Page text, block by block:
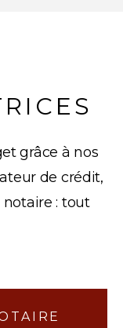
grâce à nos
de crédit,
: tout